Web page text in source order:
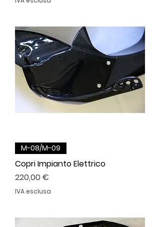
M-08/M-09
Copri Impianto Elettrico
Prezzo
220,00 €
IVA esclusa